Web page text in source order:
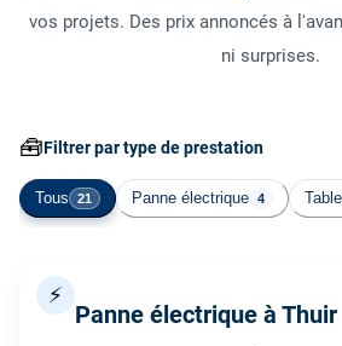
vos projets. Des prix annoncés à
ni surprises.
🧰Filtrer par type de prestation
Tous 21 Panne électrique 4
⚡
Panne électrique à Thuir